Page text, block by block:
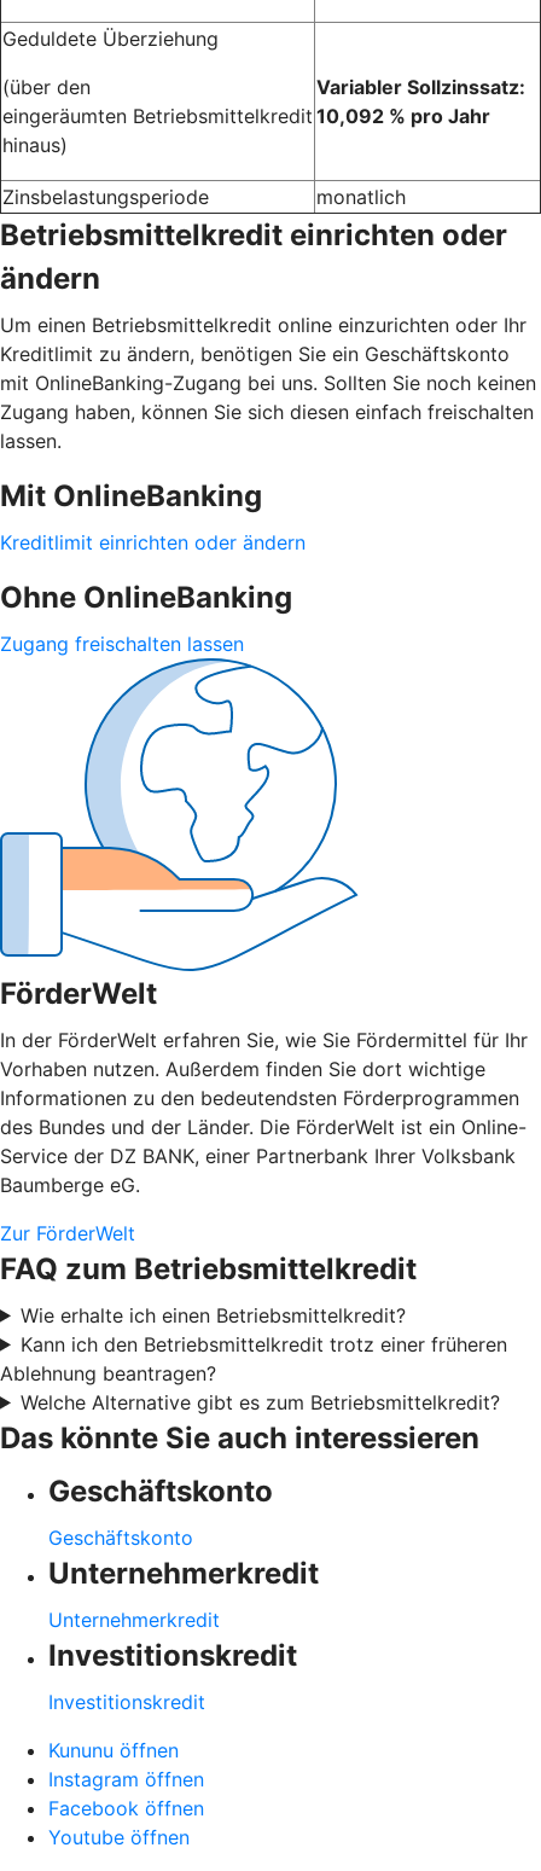
Geduldete Überziehung
(über den
eingeräumten Betriebsmittelkredit
hinaus)
Variabler Sollzinssatz:
10,092 % pro Jahr
Zinsbelastungsperiode monatlich
Betriebsmittelkredit einrichten oder
ändern
Um einen Betriebsmittelkredit online einzurichten oder Ihr
Kreditlimit zu ändern, benötigen Sie ein Geschäftskonto
mit OnlineBanking-Zugang bei uns. Sollten Sie noch keinen
Zugang haben, können Sie sich diesen einfach freischalten
lassen.
Mit OnlineBanking
Kreditlimit einrichten oder ändern
Ohne OnlineBanking
Zugang freischalten lassen
FörderWelt
In der FörderWelt erfahren Sie, wie Sie Fördermittel für Ihr
Vorhaben nutzen. Außerdem finden Sie dort wichtige
Informationen zu den bedeutendsten Förderprogrammen
des Bundes und der Länder. Die FörderWelt ist ein Online-
Service der DZ BANK, einer Partnerbank Ihrer Volksbank
Baumberge eG.
Zur FörderWelt
FAQ zum Betriebsmittelkredit
Wie erhalte ich einen Betriebsmittelkredit?
Kann ich den Betriebsmittelkredit trotz einer früheren
Ablehnung beantragen?
Welche Alternative gibt es zum Betriebsmittelkredit?
Das könnte Sie auch interessieren
Geschäftskonto
Geschäftskonto
Unternehmerkredit
Unternehmerkredit
Investitionskredit
Investitionskredit
Kununu öffnen
Instagram öffnen
Facebook öffnen
Youtube öffnen